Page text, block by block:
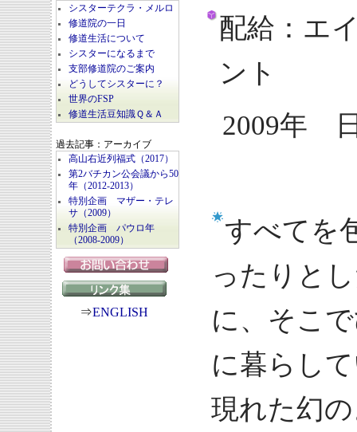
シスターテクラ・メルロ
修道院の一日
修道生活について
シスターになるまで
支部修道院のご案内
どうしてシスターに？
世界のFSP
修道生活豆知識Ｑ＆Ａ
過去記事：アーカイブ
高山右近列福式（2017）
第2バチカン公会議から50
年（2012-2013）
特別企画 マザー・テレ
サ（2009）
特別企画 パウロ年
（2008-2009）
⇒ENGLISH
配給：エ
ント
2009年
すべてを
ったりと
に、そこ
に暮らし
現れた幻